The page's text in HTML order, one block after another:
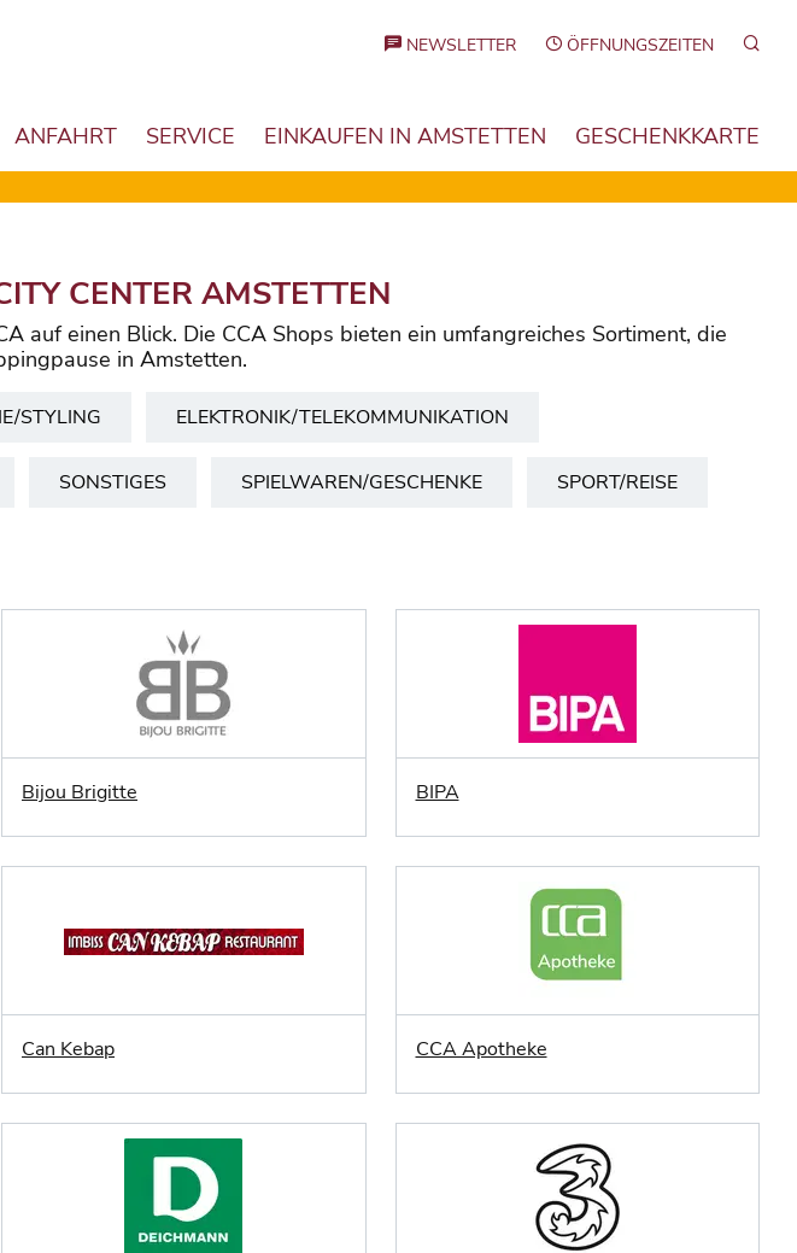
NEWSLETTER ÖFFNUNGSZEITEN
ANFAHRT SERVICE EINKAUFEN IN AMSTETTEN GESCHENKKARTE
CENTER AMSTETTEN
auf einen Blick. Die CCA Shops bieten ein umfangreiches Sortiment, die
in Amstetten.
STYLING ELEKTRONIK/TELEKOMMUNIKATION
SONSTIGES SPIELWAREN/GESCHENKE SPORT/REISE
Bijou Brigitte BIPA
Can Kebap CCA Apotheke